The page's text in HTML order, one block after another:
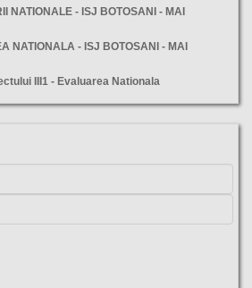
NATIONALE - ISJ BOTOSANI - MAI
NATIONALA - ISJ BOTOSANI - MAI
III1 - Evaluarea Nationala